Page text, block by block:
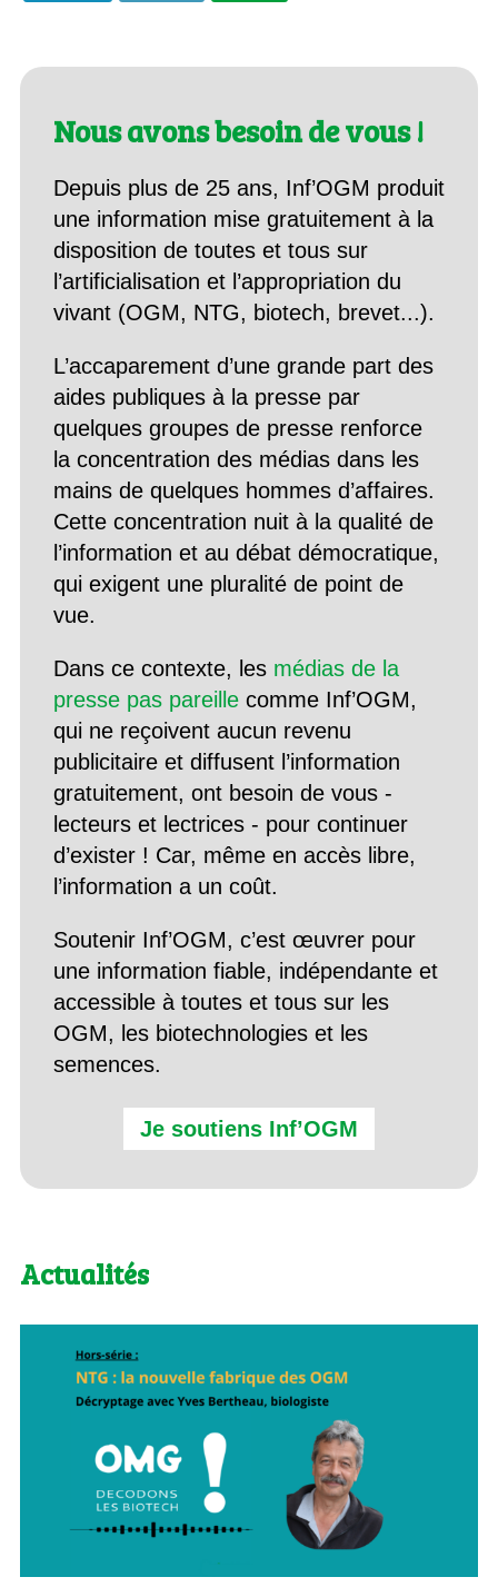
Nous avons besoin de vous !
Depuis plus de 25 ans, Inf’OGM produit
une information mise gratuitement à la
disposition de toutes et tous sur
l’artificialisation et l’appropriation du
vivant (OGM, NTG, biotech, brevet...).
L’accaparement d’une grande part des
aides publiques à la presse par
quelques groupes de presse renforce
la concentration des médias dans les
mains de quelques hommes d’affaires.
Cette concentration nuit à la qualité de
l’information et au débat démocratique,
qui exigent une pluralité de point de
vue.
Dans ce contexte, les médias de la
presse pas pareillecomme Inf’OGM,
qui ne reçoivent aucun revenu
publicitaire et diffusent l’information
gratuitement, ont besoin de vous -
lecteurs et lectrices - pour continuer
d’exister ! Car, même en accès libre,
l’information a un coût.
Soutenir Inf’OGM, c’est œuvrer pour
une information fiable, indépendante et
accessible à toutes et tous sur les
OGM, les biotechnologies et les
semences.
Je soutiens Inf’OGM
Actualités